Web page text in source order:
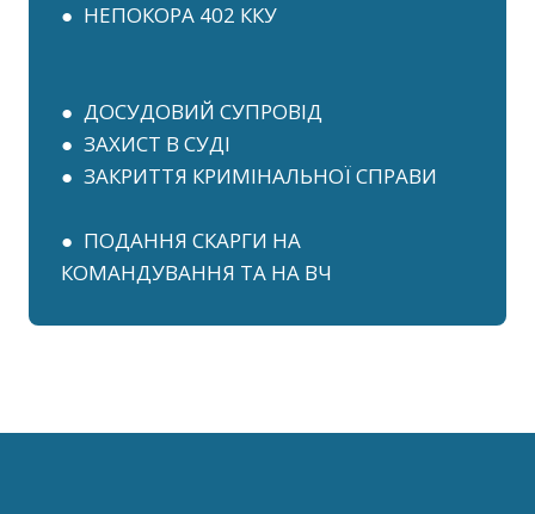
● НЕПОКОРА 402 ККУ
● ДОСУДОВИЙ СУПРОВІД
● ЗАХИСТ В СУДІ
● ЗАКРИТТЯ КРИМІНАЛЬНОЇ СПРАВИ
● ПОДАННЯ СКАРГИ НА
КОМАНДУВАННЯ ТА НА ВЧ